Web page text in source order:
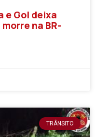
e Gol deixa
na BR-
TRÂNSITO